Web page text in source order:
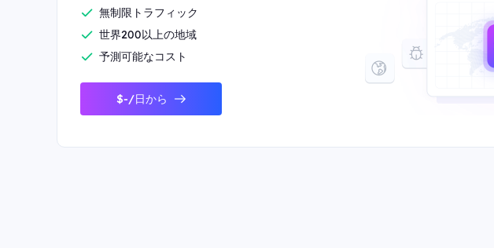
無制限トラフィック
世界200以上の地域
予測可能なコスト
$-/日から